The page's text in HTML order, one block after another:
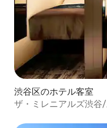
渋谷区のホテル客室
ザ・ミレニアルズ渋